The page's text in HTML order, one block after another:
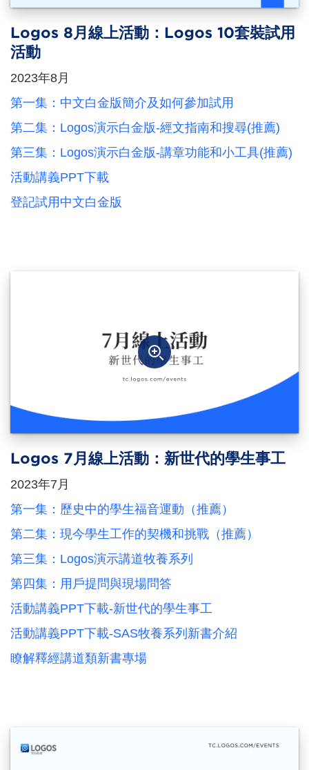
Logos 8月線上活動：Logos 10套裝試用
活動
2023年8月
第一集：中文白金版簡介及如何參加試用
第二集：Logos演示白金版-經文指南和搜尋(推薦)
第三集：Logos演示白金版-講章功能和小工具(推薦)
活動講義PPT下載
登記試用中文白金版
Logos 7月線上活動：新世代的學生事工
2023年7月
第一集：歷史中的學生福音運動（推薦）
第二集：現今學生工作的契機和挑戰（推薦）
第三集：Logos演示講道牧養系列
第四集：用戶提問與現場問答
活動講義PPT下載-新世代的學生事工
活動講義PPT下載-SAS牧養系列新書介紹
瞭解釋經講道類新書專場